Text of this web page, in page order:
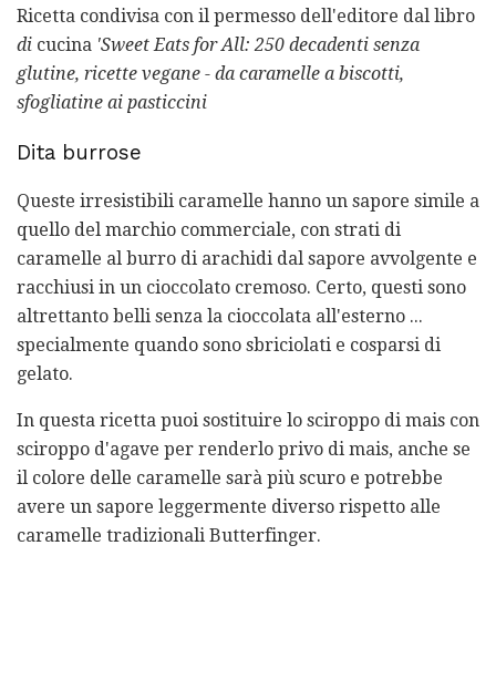
Ricetta condivisa con il permesso dell'editore dal libro
di cucina 'Sweet Eats for All: 250 decadenti senza
glutine, ricette vegane - da caramelle a biscotti,
sfogliatine ai pasticcini
Dita burrose
Queste irresistibili caramelle hanno un sapore simile a
quello del marchio commerciale, con strati di
caramelle al burro di arachidi dal sapore avvolgente e
racchiusi in un cioccolato cremoso. Certo, questi sono
altrettanto belli senza la cioccolata all'esterno ...
specialmente quando sono sbriciolati e cosparsi di
gelato.
In questa ricetta puoi sostituire lo sciroppo di mais con
sciroppo d'agave per renderlo privo di mais, anche se
il colore delle caramelle sarà più scuro e potrebbe
avere un sapore leggermente diverso rispetto alle
caramelle tradizionali Butterfinger.